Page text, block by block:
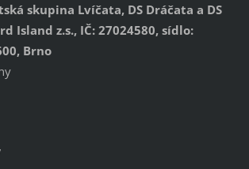
skupina Lvíčata, DS Dráčata a DS
Island z.s., IČ: 27024580, sídlo:
Brno